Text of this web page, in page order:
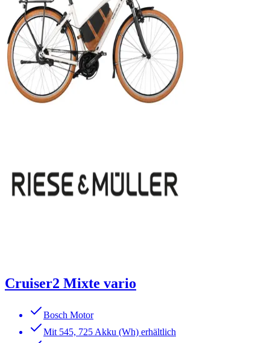
Cruiser2 Mixte vario
Bosch Motor
Mit 545, 725 Akku (Wh) erhältlich